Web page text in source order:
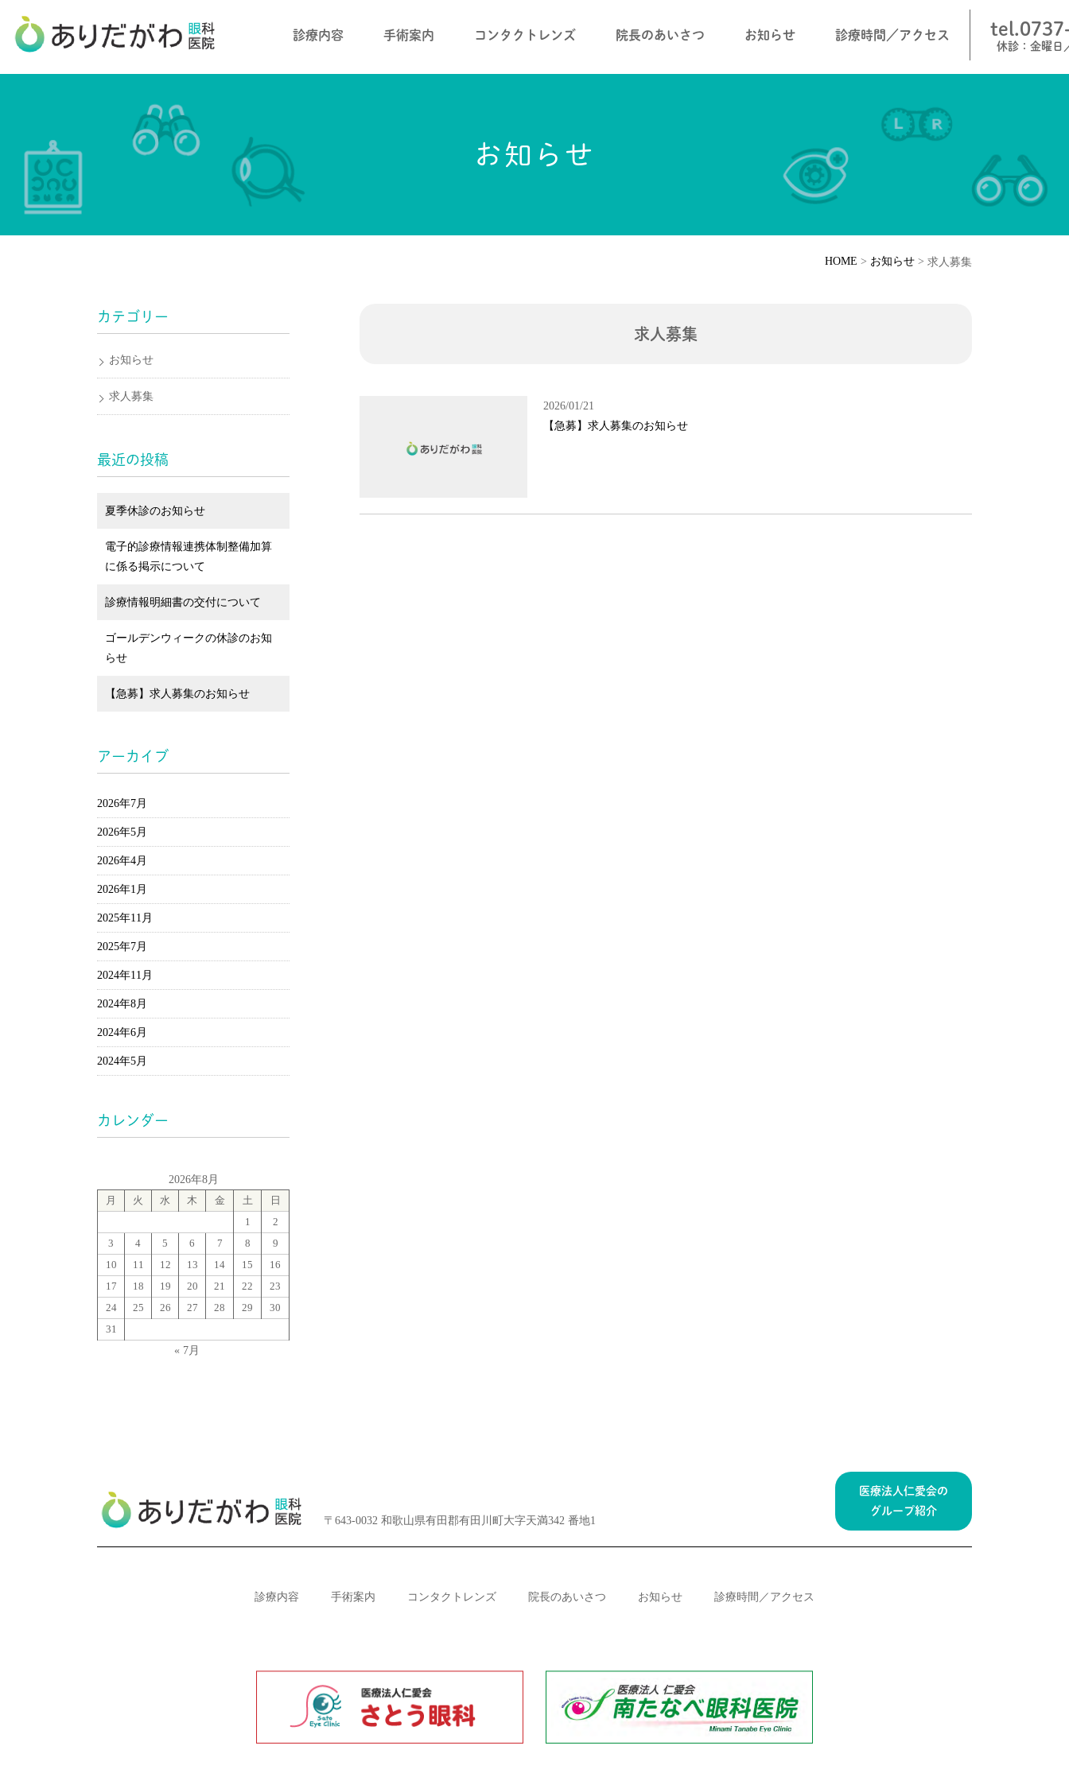
診療内容 手術案内 コンタクトレンズ 院長のあいさつ お知らせ 診療時間／アクセス
休診：金曜日
お知らせ
HOME > お知らせ > 求人募集
求人募集
2026/01/21
【急募】求人募集のお知らせ
カテゴリー
お知らせ
求人募集
最近の投稿
夏季休診のお知らせ
電子的診療情報連携体制整備加算
に係る掲示について
診療情報明細書の交付について
ゴールデンウィークの休診のお知
らせ
【急募】求人募集のお知らせ
アーカイブ
2026年7月
2026年5月
2026年4月
2026年1月
2025年11月
2025年7月
2024年11月
2024年8月
2024年6月
2024年5月
カレンダー
2026年8月
月 火 水 木 金 土
日
1
2
3
4 5 6 7 8
9
10
11 12 13 14 15
16
17
18 19 20 21 22
23
24
25 26 27 28 29
30
31
« 7月
〒643-0032 和歌山県有田郡有田川町大字天満342 番地1
医療法人仁愛会の
グループ紹介
診療内容 手術案内 コンタクトレンズ 院長のあいさつ お知らせ 診療時間／アクセス